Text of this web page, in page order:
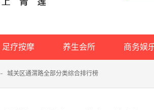
足疗按摩 养生会所 商务娱
- 城关区通渭路全部分类综合排行榜